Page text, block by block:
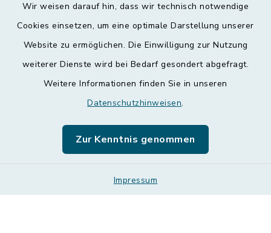
Wir weisen darauf hin, dass wir technisch notwendige
Cookies einsetzen, um eine optimale Darstellung unserer
Website zu ermöglichen. Die Einwilligung zur Nutzung
weiterer Dienste wird bei Bedarf gesondert abgefragt.
Weitere Informationen finden Sie in unseren
Datenschutzhinweisen.
Zur Kenntnis genommen
Impressum
Kontakt
Datenschutz
Leichte Sprache
Sitemap